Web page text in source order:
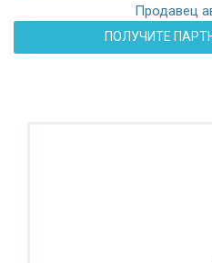
Продавец
ПОЛУЧИТЕ